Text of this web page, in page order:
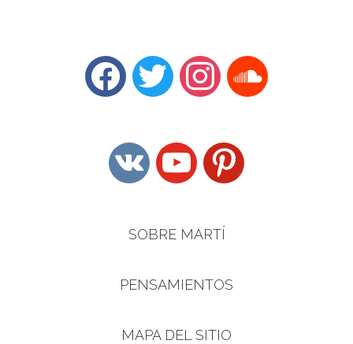
facebooktwitter instagramsoundcloud
vkontakteyoutubepinterest
SOBRE MARTÍ
PENSAMIENTOS
MAPA DEL SITIO